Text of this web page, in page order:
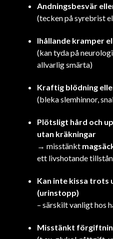
Andningsbesvär
(tecken på syrebrist
Ihållande kramper
(kan tyda på
allvarlig smärta)
Kraftig blödning
(bleka slemhinnor,
Plötsligt hård och
utan kräkningar
→ misstänkt
ett livshotande
Kan inte kissa trots
(urinstopp)
– särskilt vanligt hos
Misstänkt